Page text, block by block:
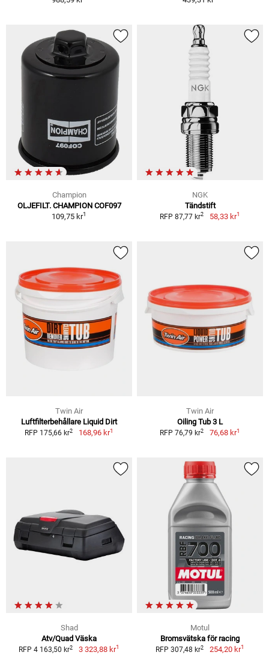
Champion
OLJEFILT. CHAMPION COF097
109,75 kr1
NGK
Tändstift
RFP 87,77 kr2 58,33 kr1
Twin Air
Luftfilterbehållare Liquid Dirt
RFP 175,66 kr2 168,96 kr1
Twin Air
Oiling Tub 3 L
RFP 76,79 kr2 76,68 kr1
Shad
Atv/Quad Väska
RFP 4 163,50 kr2 3 323,88 kr1
Motul
Bromsvätska för racing
RFP 307,48 kr2 254,20 kr1